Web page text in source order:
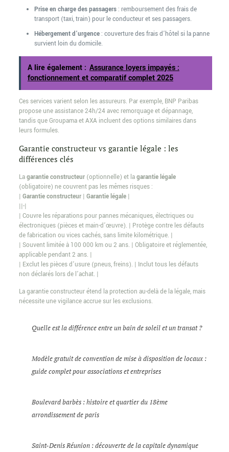
Prise en charge des passagers: remboursement des frais de
transport (taxi, train) pour le conducteur et ses passagers.
Hébergement d’urgence: couverture des frais d’hôtel si la panne
survient loin du domicile.
A lire également : Assurance loyers impayés :
fonctionnement et comparatif complet 2025
Ces services varient selon les assureurs. Par exemple, BNP Paribas
propose une assistance 24h/24 avec remorquage et dépannage,
tandis que Groupama et AXA incluent des options similaires dans
leurs formules.
Garantie constructeur vs garantie légale : les
différences clés
Lagarantie constructeur(optionnelle) et lagarantie légale
(obligatoire) ne couvrent pas les mêmes risques :
| Garantie constructeur| Garantie légale|
||-|
| Couvre les réparations pour pannes mécaniques, électriques ou
électroniques (pièces et main-d’œuvre). | Protège contre les défauts
de fabrication ou vices cachés, sans limite kilométrique. |
| Souvent limitée à 100 000 km ou 2 ans. | Obligatoire et réglementée,
applicable pendant 2 ans. |
| Exclut les pièces d’usure (pneus, freins). | Inclut tous les défauts
non déclarés lors de l’achat. |
La garantie constructeur étend la protection au-delà de la légale, mais
nécessite une vigilance accrue sur les exclusions.
Quelle est la différence entre un bain de soleil et un transat ?
Modèle gratuit de convention de mise à disposition de locaux :
guide complet pour associations et entreprises
Boulevard barbès : histoire et quartier du 18ème
arrondissement de paris
Saint-Denis Réunion : découverte de la capitale dynamique